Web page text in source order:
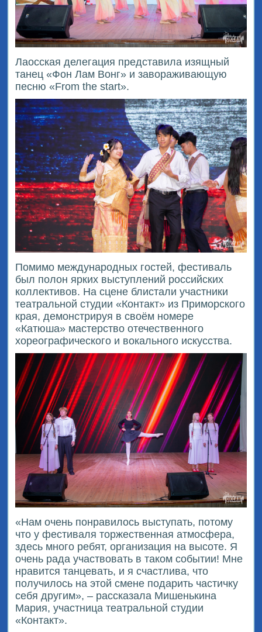
Лаосская делегация представила изящный
танец «Фон Лам Вонг» и завораживающую
песню «Frоm the start».
Помимо международных гостей, фестиваль
был полон ярких выступлений российских
коллективов. На сцене блистали участники
театральной студии «Контакт» из Приморского
края, демонстрируя в своём номере
«Катюша» мастерство отечественного
хореографического и вокального искусства.
«Нам очень понравилось выступать, потому
что у фестиваля торжественная атмосфера,
здесь много ребят, организация на высоте. Я
очень рада участвовать в таком событии! Мне
нравится танцевать, и я счастлива, что
получилось на этой смене подарить частичку
себя другим», – рассказала Мишенькина
Мария, участница театральной студии
«Контакт».